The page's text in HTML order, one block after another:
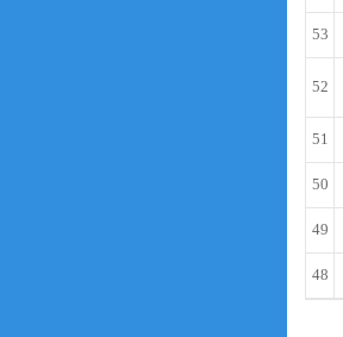
53
52
51
50
49
48